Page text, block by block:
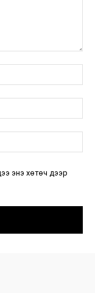
энэ хөтөч дээр